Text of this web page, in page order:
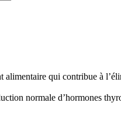
alimentaire qui contribue à
normale d’hormones